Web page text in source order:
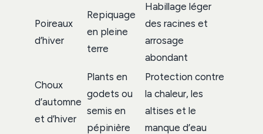
Poireaux
d’hiver
Repiquage
en pleine
terre
Habillage léger
des racines et
arrosage
abondant
Choux
d’automne
et d’hiver
Plants en
godets ou
semis en
pépinière
Protection contre
la chaleur, les
altises et le
manque d’eau